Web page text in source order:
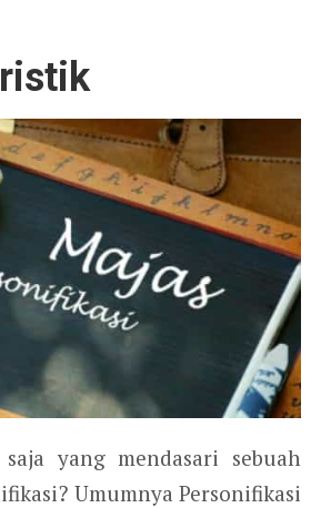
yang mendasari sebuah
Umumnya Personifikasi